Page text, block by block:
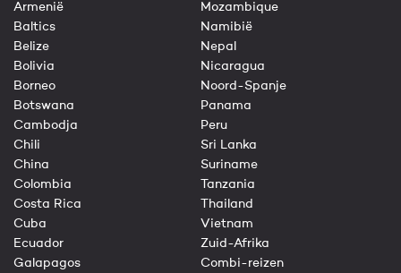
Armenië
Baltics
Belize
Bolivia
Borneo
Botswana
Cambodja
Chili
China
Colombia
Costa Rica
Cuba
Ecuador
Galapagos
Mozambique
Namibië
Nepal
Nicaragua
Noord-Spanje
Panama
Peru
Sri Lanka
Suriname
Tanzania
Thailand
Vietnam
Zuid-Afrika
Combi-reizen